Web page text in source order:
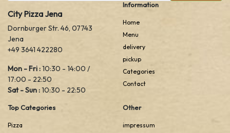
City Pizza Jena
Dornburger Str. 46, 07743
Jena
+49 3641 422280
Mon - Fri :10:30 - 14:00 /
17:00 - 22:50
Sat - Sun :10:30 - 22:50
Information
Home
Menu
delivery
pickup
Categories
Contact
Top Categories
Pizza
Other
impressum